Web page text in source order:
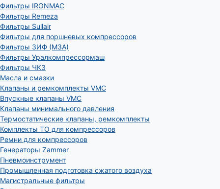
Фильтры IRONMAC
Фильтры Remeza
Фильтры Sullair
Фильтры для поршневых компрессоров
Фильтры ЗИФ (МЗА)
Фильтры Уралкомпрессормаш
Фильтры ЧКЗ
Масла и смазки
Клапаны и ремкомплекты VMC
Впускные клапаны VMC
Клапаны минимального давления
Термостатические клапаны, ремкомплекты
Комплекты ТО для компрессоров
Ремни для компрессоров
Генераторы Zammer
Пневмоинструмент
Промышленная подготовка сжатого воздуха
Магистральные фильтры